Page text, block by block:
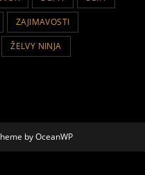
ZAJIMAVOSTI
ŽELVY NINJA
by OceanWP